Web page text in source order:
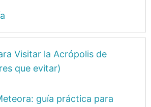
Visitar la Acrópolis de
que evitar)
guía práctica para